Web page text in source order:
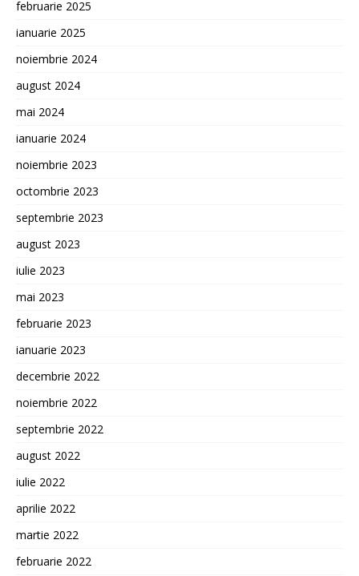
februarie 2025
ianuarie 2025
noiembrie 2024
august 2024
mai 2024
ianuarie 2024
noiembrie 2023
octombrie 2023
septembrie 2023
august 2023
iulie 2023
mai 2023
februarie 2023
ianuarie 2023
decembrie 2022
noiembrie 2022
septembrie 2022
august 2022
iulie 2022
aprilie 2022
martie 2022
februarie 2022